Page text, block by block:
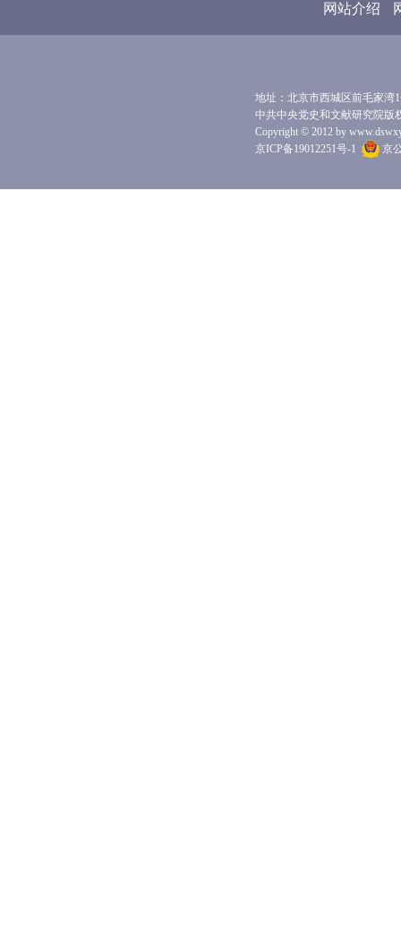
网站介绍
地址：北京市西城区前毛家湾
中共中央党史和文献研究院版
Copyright © 2012 by
京ICP备19012251号-1
京